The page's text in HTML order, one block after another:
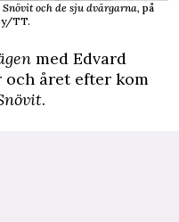
Snövit och de sju dvärgarna, på
TT.
med Edvard
och året efter kom
.